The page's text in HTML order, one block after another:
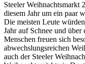
Steeler Weihnachtsmarkt
diesem Jahr um ein paar
Die meisten Leute
Jahr auf Schnee und
Menschen freuen sich
abwechslungsreichen
auch der Steeler